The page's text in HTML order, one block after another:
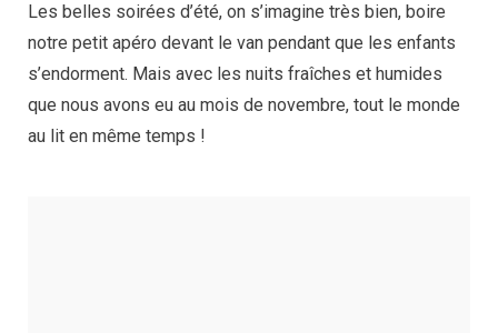
Les belles soirées d’été, on s’imagine très bien, boire
notre petit apéro devant le van pendant que les enfants
s’endorment. Mais avec les nuits fraîches et humides
que nous avons eu au mois de novembre, tout le monde
au lit en même temps !